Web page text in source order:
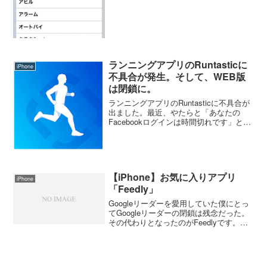
iPhone
ランニングアプリのRuntasticに
不具合が発生。そして、WEB版
は閉鎖に。
ランニングアプリのRuntasticに不具合が
出ました。最近、やたらと「あなたの
Facebookログインは時間切れです」とい
iPhone
【iPhone】お気に入りアプリ
「Feedly」
Googleリーダーを愛用していた僕にとっ
てGoogleリーダーの閉鎖は残念だった。
その代わりとなったのがFeedlyです。今